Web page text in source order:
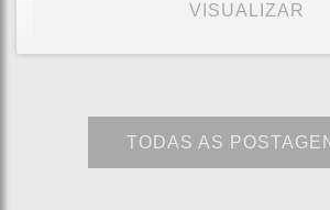
VISUALIZAR
TODAS AS